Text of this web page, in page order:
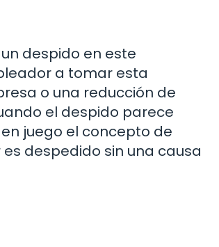
despido en este
a tomar esta
o una reducción de
el despido parece
juego el concepto de
despedido sin una causa